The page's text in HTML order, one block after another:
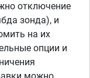
отключение
зонда), и
на их
опции и